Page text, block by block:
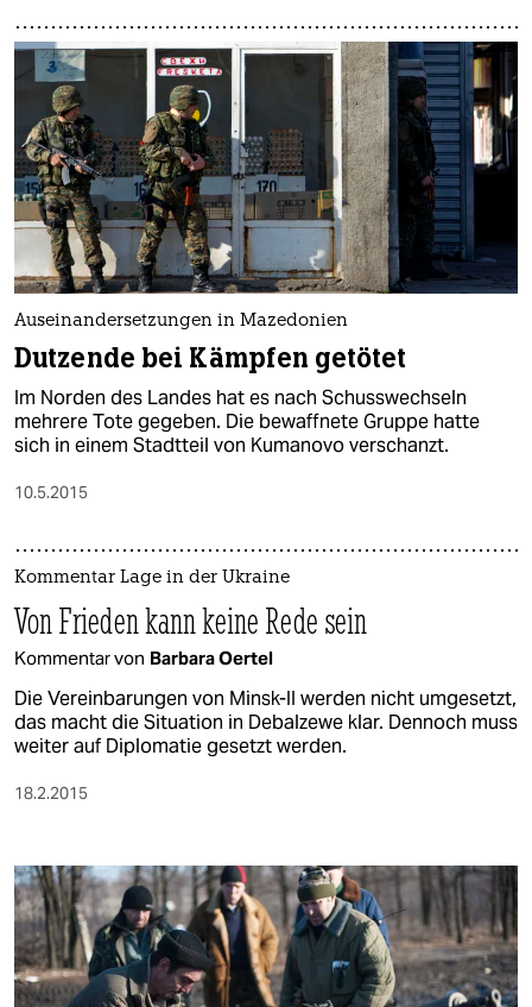
Auseinandersetzungen in Mazedonien
Dutzende bei Kämpfen getötet
Im Norden des Landes hat es nach Schusswechseln
mehrere Tote gegeben. Die bewaffnete Gruppe hatte
sich in einem Stadtteil von Kumanovo verschanzt.
10.5.2015
Kommentar Lage in der Ukraine
Von Frieden kann keine Rede sein
Kommentar von Barbara Oertel
Die Vereinbarungen von Minsk-II werden nicht umgesetzt,
das macht die Situation in Debalzewe klar. Dennoch muss
weiter auf Diplomatie gesetzt werden.
18.2.2015